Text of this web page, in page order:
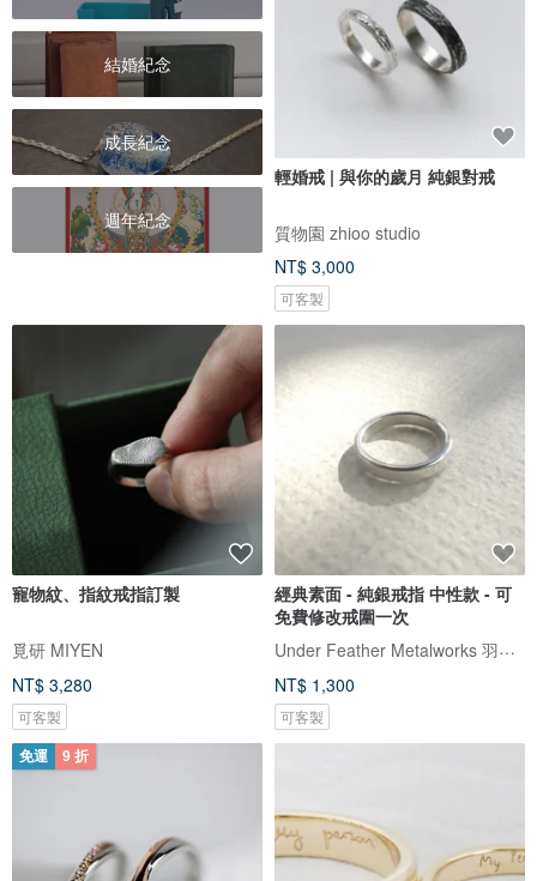
結婚紀念
成長紀念
週年紀念
輕婚戒 | 與你的歲月 純銀對戒
質物園 zhioo studio
NT$ 3,000
可客製
寵物紋、指紋戒指訂製
覓研 MIYEN
NT$ 3,280
可客製
經典素面 - 純銀戒指 中性款 - 可
免費修改戒圍一次
Under Feather Metalworks 羽下金工
NT$ 1,300
可客製
免運 9 折